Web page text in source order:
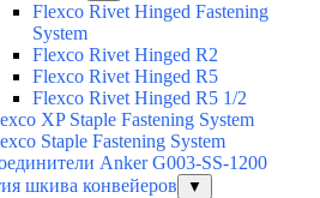
Flexco Rivet Hinged Fastening
System
Flexco Rivet Hinged R2
Flexco Rivet Hinged R5
Flexco Rivet Hinged R5 1/2
XP Staple Fastening System
Staple Fastening System
Anker G003-SS-1200
шкива конвейеров
▼